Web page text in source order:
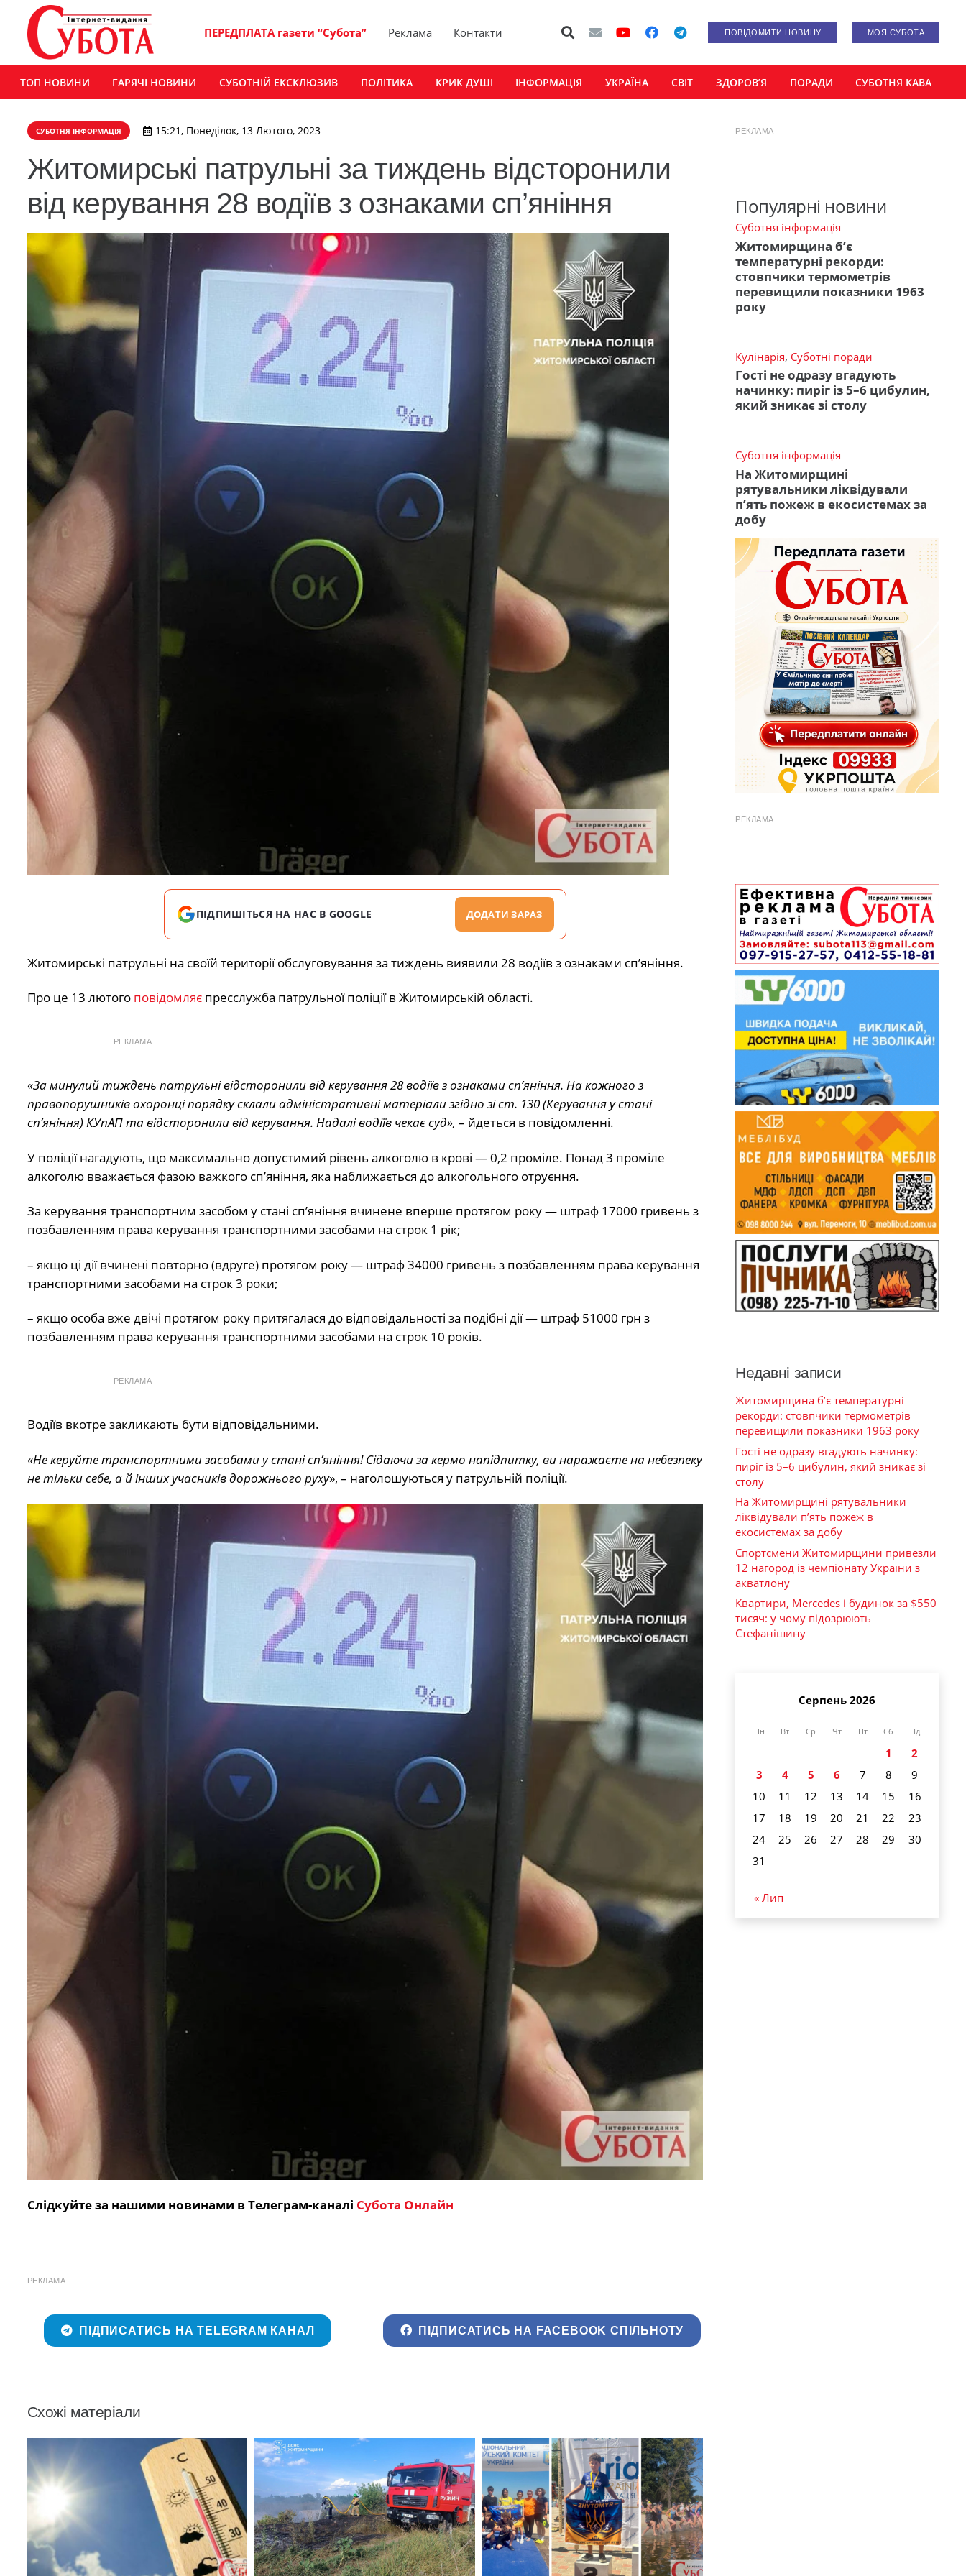
ПЕРЕДПЛАТА газети “Субота” Реклама Контакти ПОВІДОМИТИ НОВИНУ МОЯ СУБОТА
ТОП НОВИНИ ГАРЯЧІ НОВИНИ СУБОТНІЙ ЕКСКЛЮЗИВ ПОЛІТИКА КРИК ДУШІ ІНФОРМАЦІЯ УКРАЇНА СВІТ ЗДОРОВ’Я ПОРАДИ СУБОТНЯ КАВА
СУБОТНЯ ІНФОРМАЦІЯ 15:21, Понеділок, 13 Лютого, 2023
Житомирські патрульні за тиждень відсторонили
від керування 28 водіїв з ознаками сп’яніння
ПІДПИШІТЬСЯ НА НАС В GOOGLE ДОДАТИ ЗАРАЗ
Житомирські патрульні на своїй території обслуговування за тиждень виявили 28 водіїв з ознаками сп’яніння.
Про це 13 лютого повідомляєпресслужба патрульної поліції в Житомирській області.
РЕКЛАМА
«За минулий тиждень патрульні відсторонили від керування 28 водіїв з ознаками сп’яніння. На кожного з
правопорушників охоронці порядку склали адміністративні матеріали згідно зі ст. 130 (Керування у стані
сп’яніння) КУпАП та відсторонили від керування. Надалі водіїв чекає суд», – йдеться в повідомленні.
У поліції нагадують, що максимально допустимий рівень алкоголю в крові — 0,2 проміле. Понад 3 проміле
алкоголю вважається фазою важкого сп’яніння, яка наближається до алкогольного отруєння.
За керування транспортним засобом у стані сп’яніння вчинене вперше протягом року — штраф 17000 гривень з
позбавленням права керування транспортними засобами на строк 1 рік;
– якщо ці дії вчинені повторно (вдруге) протягом року — штраф 34000 гривень з позбавленням права керування
транспортними засобами на строк 3 роки;
– якщо особа вже двічі протягом року притягалася до відповідальності за подібні дії — штраф 51000 грн з
позбавленням права керування транспортними засобами на строк 10 років.
РЕКЛАМА
Водіїв вкотре закликають бути відповідальними.
«Не керуйте транспортними засобами у стані сп’яніння! Сідаючи за кермо напідпитку, ви наражаєте на небезпеку
не тільки себе, а й інших учасників дорожнього руху», – наголошуються у патрульній поліції.
Слідкуйте за нашими новинами в Телеграм-каналі Субота Онлайн
РЕКЛАМА
ПІДПИСАТИСЬ НА TELEGRAM КАНАЛ ПІДПИСАТИСЬ НА FACEBOOK СПІЛЬНОТУ
Схожі матеріали
РЕКЛАМА
Популярні новини
Суботня інформація
Житомирщина б’є
температурні рекорди:
стовпчики термометрів
перевищили показники 1963
року
Кулінарія, Суботні поради
Гості не одразу вгадують
начинку: пиріг із 5–6 цибулин,
який зникає зі столу
Суботня інформація
На Житомирщині
рятувальники ліквідували
п’ять пожеж в екосистемах за
добу
РЕКЛАМА
Недавні записи
Житомирщина б’є температурні
рекорди: стовпчики термометрів
перевищили показники 1963 року
Гості не одразу вгадують начинку:
пиріг із 5–6 цибулин, який зникає зі
столу
На Житомирщині рятувальники
ліквідували п’ять пожеж в
екосистемах за добу
Спортсмени Житомирщини привезли
12 нагород із чемпіонату України з
акватлону
Квартири, Mercedes і будинок за $550
тисяч: у чому підозрюють
Стефанішину
Серпень 2026
Пн Вт Ср Чт Пт Сб Нд
1
2
3
4 5 6 7 8
9
10
11 12 13 14 15
16
17
18 19 20 21 22
23
24
25 26 27 28 29
30
31
« Лип